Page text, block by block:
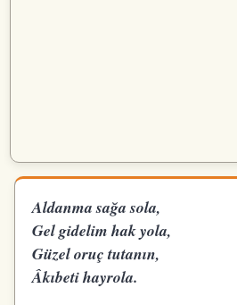
Aldanma sağa sola,
Gel gidelim hak yola,
Güzel oruç tutanın,
Âkıbeti hayrola.